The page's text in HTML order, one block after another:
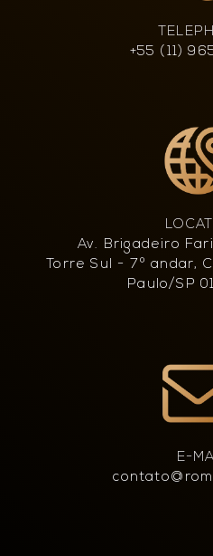
+55 (11)
Av. Brigadeiro
Torre Sul - 7º andar,
Paulo/SP
E-